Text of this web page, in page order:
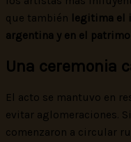
que también
legitima el
argentina y en el
Una ceremonia
El acto se mantuvo en
evitar aglomeraciones.
comenzaron a circular